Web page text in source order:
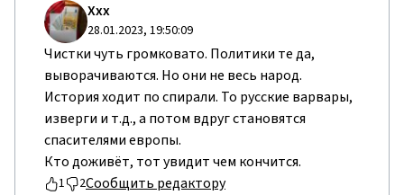
Ххх
28.01.2023, 19:50:09
Чистки чуть громковато. Политики те да,
выворачиваются. Но они не весь народ.
История ходит по спирали. То русские варвары,
изверги и т.д., а потом вдруг становятся
спасителями европы.
Кто доживёт, тот увидит чем кончится.
1 2Сообщить редактору